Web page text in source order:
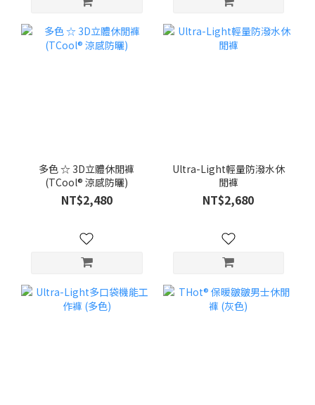
多色 ☆ 3D立體休閒褲
(TCool® 涼感防曬)
NT$2,480
Ultra-Light輕量防潑水休
閒褲
NT$2,680